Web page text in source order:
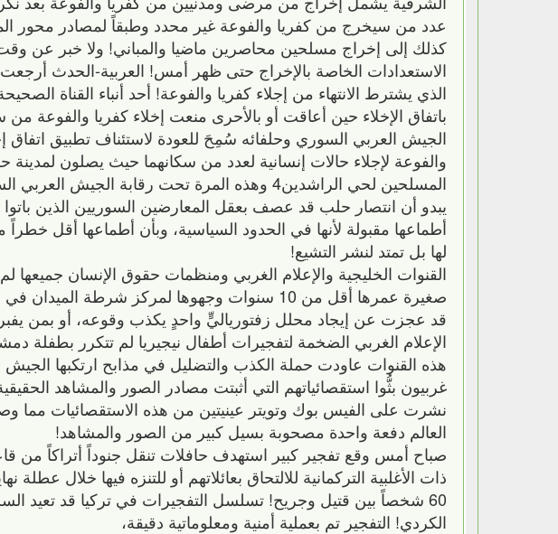
عدد من سيخرج من كفريا والفوعة غير محدد وطبقاً لمصادر محور
كذلك إلى إخراج مسلحين محاصرين ماضيا والمباني! ولا خبر عن وقت
الاستعدادات الخاصة بالإخراج حتى ظهر أمس! العربية-الحدث أرجعت
الذي يشترط الانتهاء من إجلاء كفريا والفوعة! أحد أنباء القناة
باتفاق الإخلاء حين أعاقت أو بالأحرى منعت إخلاء كفريا
الجيش العربي السوري وحلفائه سُمِحَ للعودة لاستئناف تطبيق
والفوعة لإجلاء حالات إنسانية لعدد من سكانهما حيث يصلون
المسلحين لحي الراشدين4 وهذه المرة تحت رقابة الجيش العربي السوري وحلفائه!
يبدو أن انتصار حلب قد عصف بعقل المعارضين السوريين الذين باتوا
أطماعها مقبولة لأنها في الحدود السياسية، وبأن أطماعها أقل
لها بل تمتد لنشر التشيع!
القنوات الخليجية والإعلام الغربي ومنظمات حقوق الإنسان
صغيرة عمرها أقل من 10 سنوات وجهوها لمركز
قد عجزت عن إيجاد محلل زفتورياليٍّ واحدٍ يكذب وقوعه، أو بمن
الإعلام الغربي الضخمة لتفجيرات أطفال نيجيريا لم تتكرر بطفلة
هذه القنوات عاودت حملة الكذب والتضليل في مذابح ارتكبها الجيش
غربيون بثُّوا استقصائياتهم التي أثبتت مصادر الصور والمشاهد
نشرت على الفيس بوك وتويتر عينيتين من هذه الاستقصائيات
العالم دفعة واحدة مصحوبة بسيل كبير من الصور والمشاهد!
صباح أمس وقع تفجير كبير استهدف حافلات تنقل جنوداً أتراكاً من
ذات الأغلبية التركمانية للالتحاق بعائلاتهم أو للتنزه فيها خلال
60 شخصاً بين قتيل وجريح! تسلسل التفجيرات في تركيا قد تعيد
الكردي! التفجير تم بعملية أمنية ومعلوماتية دقيقة،